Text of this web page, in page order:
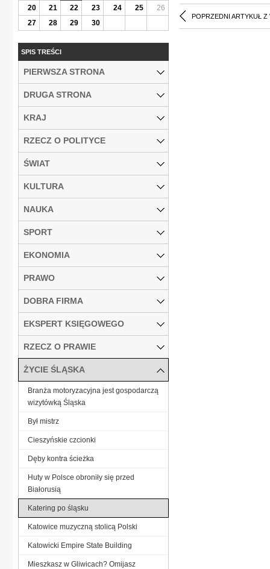
POPRZEDNI ARTYKUŁ Z
20
21 22 23 24 25
26
27
28 29 30
SPIS TREŚCI
PIERWSZA STRONA
DRUGA STRONA
KRAJ
RZECZ O POLITYCE
ŚWIAT
KULTURA
NAUKA
SPORT
EKONOMIA
PRAWO
DOBRA FIRMA
EKSPERT KSIĘGOWEGO
RZECZ O PRAWIE
ŻYCIE ŚLĄSKA
Branża motoryzacyjna jest gospodarczą
wizytówką Śląska
Był mistrz
Cieszyńskie czcionki
Dęby kontra ścieżka
Huty w Polsce obroniły się przed
Białorusią
Katering po śląsku
Katowice muzyczną stolicą Polski
Katowicki Empire State Building
Mieszkasz w Gliwicach? Omijasz